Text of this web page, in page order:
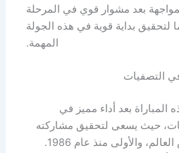
بعد مشوار قوي في المرحلة
لتحقيق بداية قوية في هذه الجولة
المهمة.
التصفيات
بعد أداء مميز في
حيث يسعى لتحقيق مشاركته
الثانية في تاريخه في كأس العالم، والأولى منذ عام 1986.